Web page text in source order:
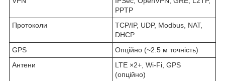
PPTP
Протоколи
TCP/IP, UDP, Modbus, NAT,
DHCP
GPS
Опційно (~2.5 м точність)
Антени
LTE ×2+, Wi-Fi, GPS
(опційно)